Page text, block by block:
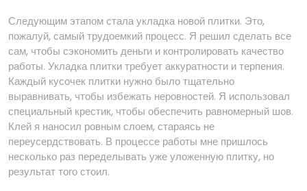
Следующим этапом стала укладка новой плитки. Это,
пожалуй, самый трудоемкий процесс. Я решил сделать все
сам, чтобы сэкономить деньги и контролировать качество
работы. Укладка плитки требует аккуратности и терпения.
Каждый кусочек плитки нужно было тщательно
выравнивать, чтобы избежать неровностей. Я использовал
специальный крестик, чтобы обеспечить равномерный шов.
Клей я наносил ровным слоем, стараясь не
переусердствовать. В процессе работы мне пришлось
несколько раз переделывать уже уложенную плитку, но
результат того стоил.